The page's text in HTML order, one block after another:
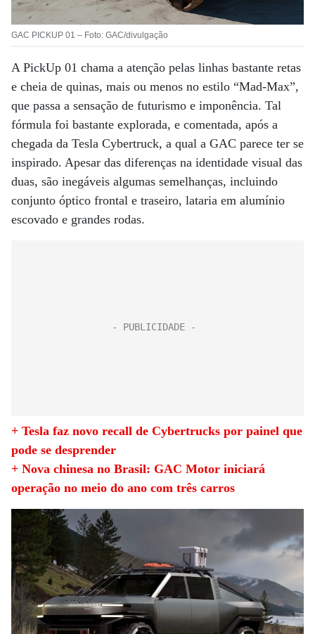
GAC PICKUP 01 – Foto: GAC/divulgação
A PickUp 01 chama a atenção pelas linhas bastante retas
e cheia de quinas, mais ou menos no estilo “Mad-Max”,
que passa a sensação de futurismo e imponência. Tal
fórmula foi bastante explorada, e comentada, após a
chegada da Tesla Cybertruck, a qual a GAC parece ter se
inspirado. Apesar das diferenças na identidade visual das
duas, são inegáveis algumas semelhanças, incluindo
conjunto óptico frontal e traseiro, lataria em alumínio
escovado e grandes rodas.
+ Tesla faz novo recall de Cybertrucks por painel que
pode se desprender
+ Nova chinesa no Brasil: GAC Motor iniciará
operação no meio do ano com três carros